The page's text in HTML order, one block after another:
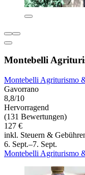
Montebelli
Montebelli Agriturismo
Gavorrano
8,8/10
Hervorragend
(131 Bewertungen)
127 €
inkl. Steuern &
6. Sept.–7. Sept.
Montebelli Agriturismo